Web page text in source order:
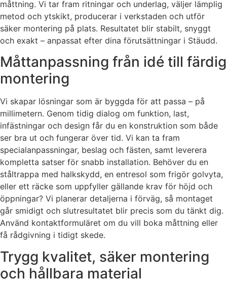
måttning. Vi tar fram ritningar och underlag, väljer lämplig
metod och ytskikt, producerar i verkstaden och utför
säker montering på plats. Resultatet blir stabilt, snyggt
och exakt – anpassat efter dina förutsättningar i Stäudd.
Måttanpassning från idé till färdig
montering
Vi skapar lösningar som är byggda för att passa – på
millimetern. Genom tidig dialog om funktion, last,
infästningar och design får du en konstruktion som både
ser bra ut och fungerar över tid. Vi kan ta fram
specialanpassningar, beslag och fästen, samt leverera
kompletta satser för snabb installation. Behöver du en
ståltrappa med halkskydd, en entresol som frigör golvyta,
eller ett räcke som uppfyller gällande krav för höjd och
öppningar? Vi planerar detaljerna i förväg, så montaget
går smidigt och slutresultatet blir precis som du tänkt dig.
Använd kontaktformuläret om du vill boka måttning eller
få rådgivning i tidigt skede.
Trygg kvalitet, säker montering
och hållbara material